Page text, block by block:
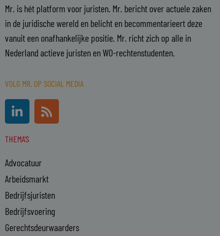
Mr. is hét platform voor juristen. Mr. bericht over actuele zaken
in de juridische wereld en belicht en becommentarieert deze
vanuit een onafhankelijke positie. Mr. richt zich op alle in
Nederland actieve juristen en WO-rechtenstudenten.
VOLG MR. OP SOCIAL MEDIA
L
i
k
d
i
n
-
i
n
R
s
THEMA'S
Advocatuur
Arbeidsmarkt
Bedrijfsjuristen
Bedrijfsvoering
Gerechtsdeurwaarders